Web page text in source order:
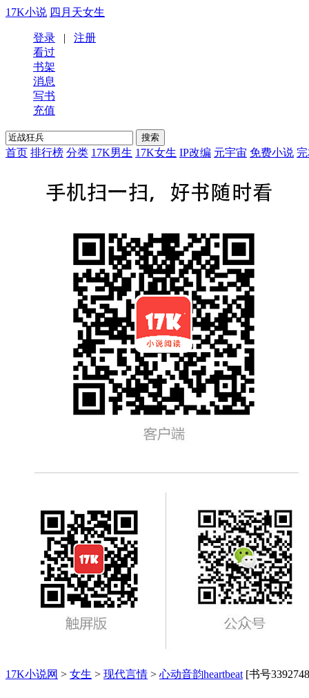
17K小说 四月天女生
登录 | 注册
看过
书架
消息
写书
充值
首页 排行榜 分类 17K男生 17K女生 IP改编 元宇宙 免费小说
17K小说网 > 女生 > 现代言情 > 心动音韵heartbeat [书号